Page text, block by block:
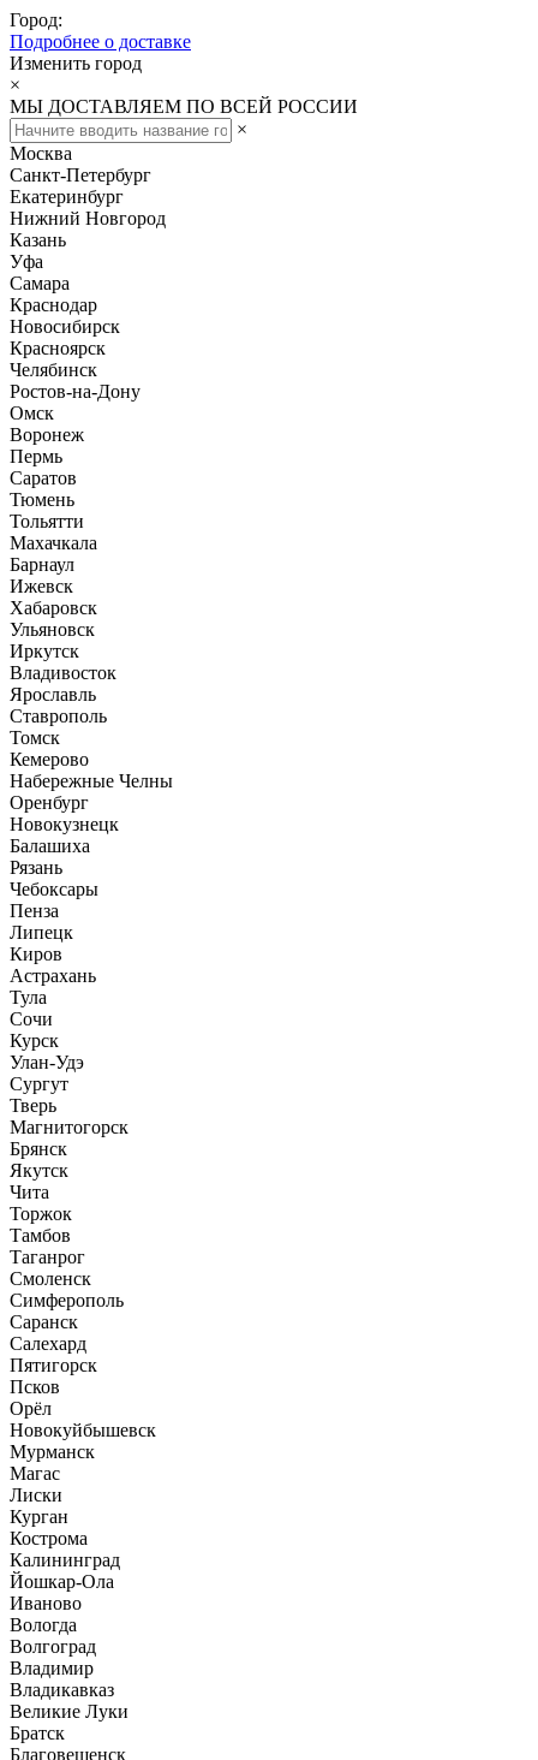
Город:
Подробнее о доставке
Изменить город
×
МЫ ДОСТАВЛЯЕМ ПО ВСЕЙ РОССИИ
×
Москва
Санкт-Петербург
Екатеринбург
Нижний Новгород
Казань
Уфа
Самара
Краснодар
Новосибирск
Красноярск
Челябинск
Ростов-на-Дону
Омск
Воронеж
Пермь
Саратов
Тюмень
Тольятти
Махачкала
Барнаул
Ижевск
Хабаровск
Ульяновск
Иркутск
Владивосток
Ярославль
Ставрополь
Томск
Кемерово
Набережные Челны
Оренбург
Новокузнецк
Балашиха
Рязань
Чебоксары
Пенза
Липецк
Киров
Астрахань
Тула
Сочи
Курск
Улан-Удэ
Сургут
Тверь
Магнитогорск
Брянск
Якутск
Чита
Торжок
Тамбов
Таганрог
Смоленск
Симферополь
Саранск
Салехард
Пятигорск
Псков
Орёл
Новокуйбышевск
Мурманск
Магас
Лиски
Курган
Кострома
Калининград
Йошкар-Ола
Иваново
Вологда
Волгоград
Владимир
Владикавказ
Великие Луки
Братск
Благовещенск